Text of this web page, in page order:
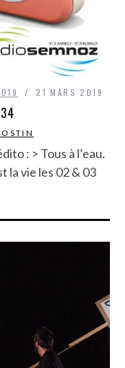
21 MARS 2019
: > Tous à l’eau.
la vie les 02 & 03